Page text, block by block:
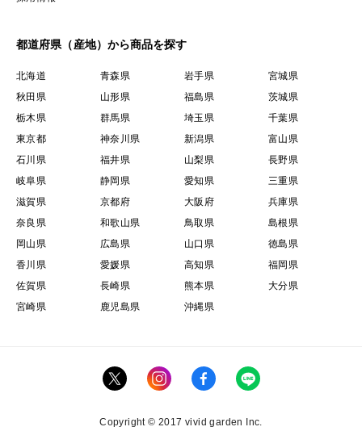
都道府県（産地）から商品を探す
北海道 青森県 岩手県
宮城県
秋田県
山形県 福島県
茨城県
栃木県
群馬県 埼玉県
千葉県
東京都
神奈川県 新潟県
富山県
石川県
福井県 山梨県
長野県
岐阜県
静岡県 愛知県
三重県
滋賀県
京都府 大阪府
兵庫県
奈良県
和歌山県 鳥取県
島根県
岡山県
広島県 山口県
徳島県
香川県
愛媛県 高知県
福岡県
佐賀県
長崎県 熊本県
大分県
宮崎県
鹿児島県 沖縄県
Copyright © 2017 vivid garden Inc.